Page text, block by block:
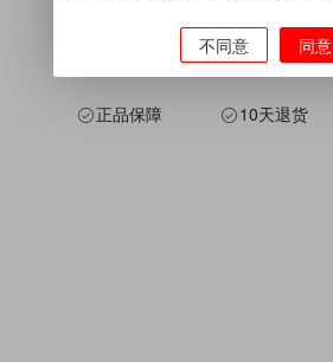
正品保障 10天退货
不同意 同意